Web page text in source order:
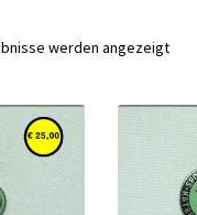
werden angezeigt